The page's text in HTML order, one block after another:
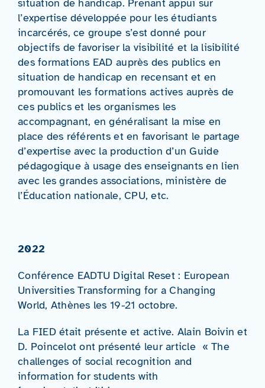
situation de handicap. Prenant appui sur
l’expertise développée pour les étudiants
incarcérés, ce groupe s’est donné pour
objectifs de favoriser la visibilité et la lisibilité
des formations EAD auprès des publics en
situation de handicap en recensant et en
promouvant les formations actives auprès de
ces publics et les organismes les
accompagnant, en généralisant la mise en
place des référents et en favorisant le partage
d’expertise avec la production d’un Guide
pédagogique à usage des enseignants en lien
avec les grandes associations, ministère de
l’Éducation nationale, CPU, etc.
2022
Conférence EADTU Digital Reset : European
Universities Transforming for a Changing
World, Athènes les 19-21 octobre.
La FIED était présente et active. Alain Boivin et
D. Poincelot ont présenté leur article « The
challenges of social recognition and
information for students with